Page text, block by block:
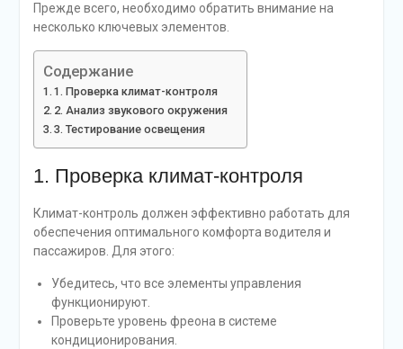
Прежде всего, необходимо обратить внимание на
несколько ключевых элементов.
Содержание
1. Проверка климат-контроля
2. Анализ звукового окружения
3. Тестирование освещения
1. Проверка климат-контроля
Климат-контроль должен эффективно работать для
обеспечения оптимального комфорта водителя и
пассажиров. Для этого:
Убедитесь, что все элементы управления
функционируют.
Проверьте уровень фреона в системе
кондиционирования.